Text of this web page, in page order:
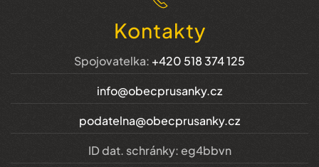
Kontakty
Spojovatelka: +420 518 374 125
info@obecprusanky.cz
podatelna@obecprusanky.cz
ID dat. schránky: eg4bbvn